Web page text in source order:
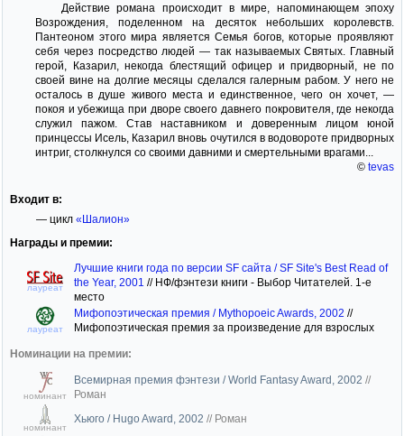
Действие романа происходит в мире, напоминающем эпоху
Возрождения, поделенном на десяток небольших королевств.
Пантеоном этого мира является Семья богов, которые проявляют
себя через посредство людей — так называемых Святых. Главный
герой, Казарил, некогда блестящий офицер и придворный, не по
своей вине на долгие месяцы сделался галерным рабом. У него не
осталось в душе живого места и единственное, чего он хочет, —
покоя и убежища при дворе своего давнего покровителя, где некогда
служил пажом. Став наставником и доверенным лицом юной
принцессы Исель, Казарил вновь очутился в водовороте придворных
интриг, столкнулся со своими давними и смертельными врагами...
© tevas
Входит в:
— цикл «Шалион»
Награды и премии:
лауреат
Лучшие книги года по версии SF сайта / SF Site's Best Read of
the Year, 2001 // НФ/фэнтези книги - Выбор Читателей. 1-е
место
лауреат
Мифопоэтическая премия / Mythopoeic Awards, 2002 //
Мифопоэтическая премия за произведение для взрослых
Номинации на премии:
номинант
Всемирная премия фэнтези / World Fantasy Award, 2002 //
Роман
номинант
Хьюго / Hugo Award, 2002 // Роман